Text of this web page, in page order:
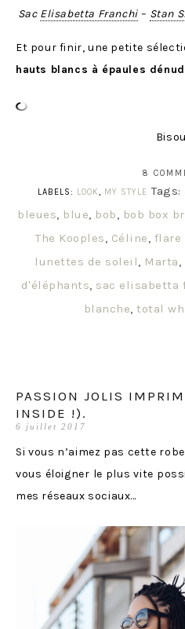
Sac Elisabetta Franchi– Stan
Et pour finir, une petite
hauts blancs à épaules
8
LABELS:
LOOK, MY STYLE Tags:
bleues, blue, bob, bob box
The Kooples, Céline, flare
lunettes de soleil, Marta,
d'éléphants, sac elisabetta
blanche, total
PASSION JOLIS
INSIDE !).
6 juillet 2017
Si vous n’aimez pas cette
vous éloigner le plus vite
mes réseaux sociaux…